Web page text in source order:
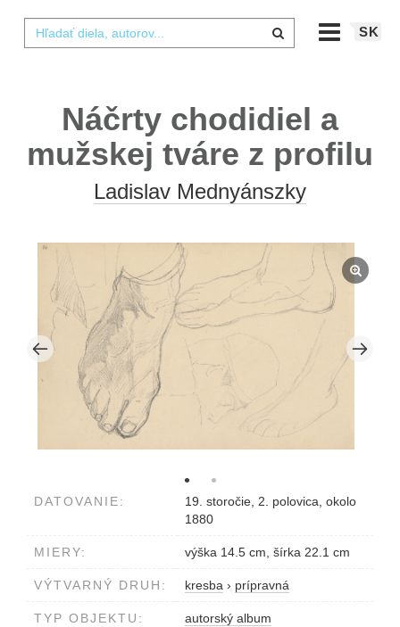
SK
Náčrty chodidiel a
mužskej tváre z profilu
Ladislav Mednyánszky
DATOVANIE:
19. storočie, 2. polovica, okolo
1880
MIERY: výška 14.5 cm, šírka 22.1 cm
VÝTVARNÝ DRUH: kresba › prípravná
TYP OBJEKTU: autorský album